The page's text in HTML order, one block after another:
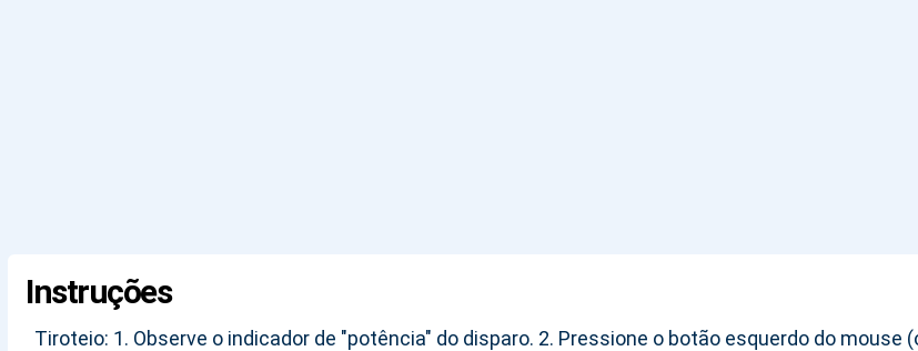
Instruções
Tiroteio: 1. Observe o indicador de "potência" do disparo. 2. Pressione o botão esquerdo do